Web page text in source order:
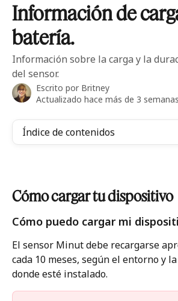
Información de
batería.
Información sobre la carga y la
del sensor.
Escrito por Britney
Actualizado hace más de 3 semanas
Índice de contenidos
Cómo cargar tu dispositivo
Cómo puedo cargar mi
El sensor Minut debe recargarse
cada 10 meses, según el entorno y
donde esté instalado.